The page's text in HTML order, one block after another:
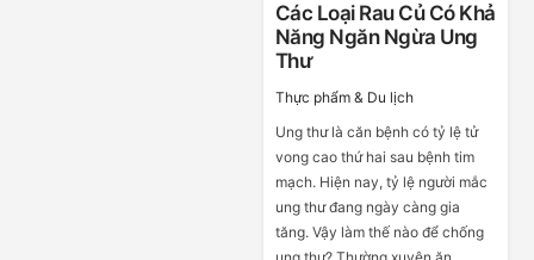
Các Loại Rau Củ Có Khả
Năng Ngăn Ngừa Ung
Thư
Thực phẩm & Du lịch
Ung thư là căn bệnh có tỷ lệ tử
vong cao thứ hai sau bệnh tim
mạch. Hiện nay, tỷ lệ người mắc
ung thư đang ngày càng gia
tăng. Vậy làm thế nào để chống